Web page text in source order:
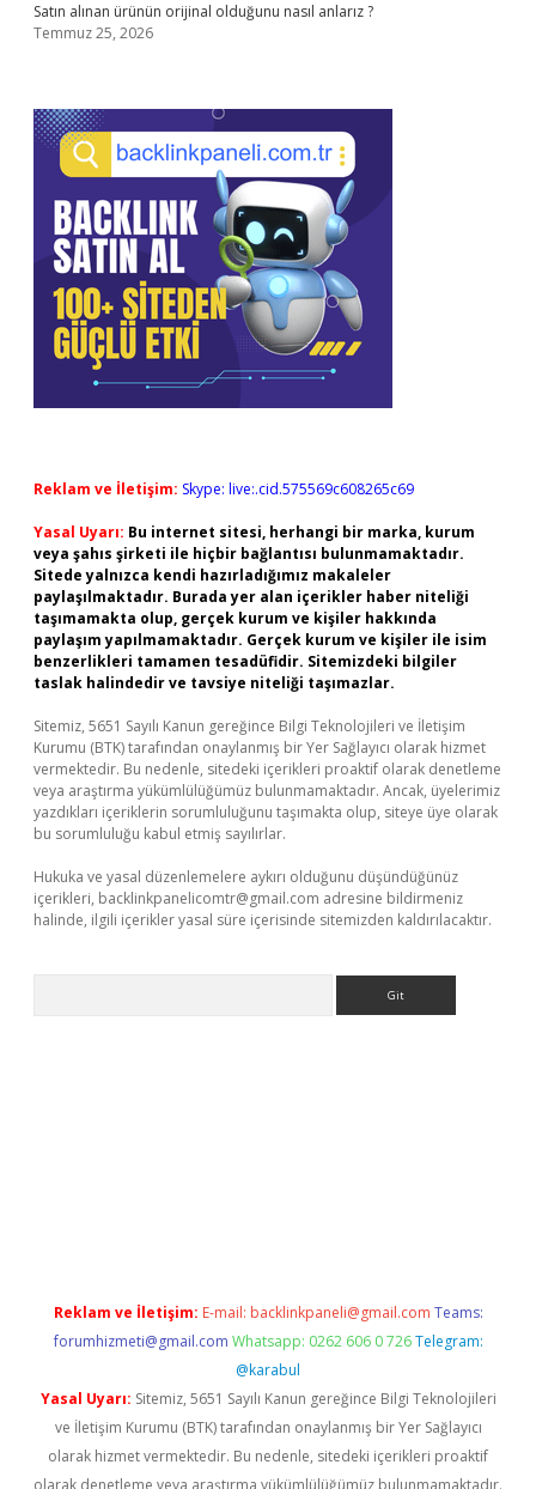
Satın alınan ürünün orijinal olduğunu nasıl anlarız ?
Temmuz 25, 2026
Reklam ve İletişim: Skype: live:.cid.575569c608265c69
Yasal Uyarı: Bu internet sitesi, herhangi bir marka, kurum
veya şahıs şirketi ile hiçbir bağlantısı bulunmamaktadır.
Sitede yalnızca kendi hazırladığımız makaleler
paylaşılmaktadır. Burada yer alan içerikler haber niteliği
taşımamakta olup, gerçek kurum ve kişiler hakkında
paylaşım yapılmamaktadır. Gerçek kurum ve kişiler ile isim
benzerlikleri tamamen tesadüfidir. Sitemizdeki bilgiler
taslak halindedir ve tavsiye niteliği taşımazlar.
Sitemiz, 5651 Sayılı Kanun gereğince Bilgi Teknolojileri ve İletişim
Kurumu (BTK) tarafından onaylanmış bir Yer Sağlayıcı olarak hizmet
vermektedir. Bu nedenle, sitedeki içerikleri proaktif olarak denetleme
veya araştırma yükümlülüğümüz bulunmamaktadır. Ancak, üyelerimiz
yazdıkları içeriklerin sorumluluğunu taşımakta olup, siteye üye olarak
bu sorumluluğu kabul etmiş sayılırlar.
Hukuka ve yasal düzenlemelere aykırı olduğunu düşündüğünüz
içerikleri, backlinkpanelicomtr@gmail.com adresine bildirmeniz
halinde, ilgili içerikler yasal süre içerisinde sitemizden kaldırılacaktır.
Reklam ve İletişim: E-mail: backlinkpaneli@gmail.com Teams:
forumhizmeti@gmail.com Whatsapp: 0262 606 0 726 Telegram:
@karabul
Yasal Uyarı: Sitemiz, 5651 Sayılı Kanun gereğince Bilgi Teknolojileri
ve İletişim Kurumu (BTK) tarafından onaylanmış bir Yer Sağlayıcı
olarak hizmet vermektedir. Bu nedenle, sitedeki içerikleri proaktif
olarak denetleme veya araştırma yükümlülüğümüz bulunmamaktadır.